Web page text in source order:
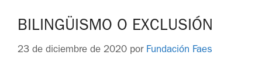
BILINGÜISMO O EXCLUSIÓN
23 de diciembre de 2020 por Fundación Faes